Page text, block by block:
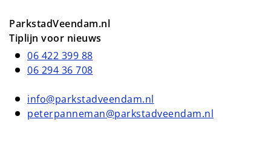
ParkstadVeendam.nl
Tiplijn voor nieuws
06 422 399 88
06 294 36 708
info@parkstadveendam.nl
peterpanneman@parkstadveendam.nl